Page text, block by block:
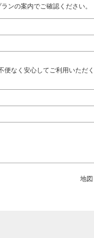
ンの案内でご確認ください。
なく安心してご利用いただ
地